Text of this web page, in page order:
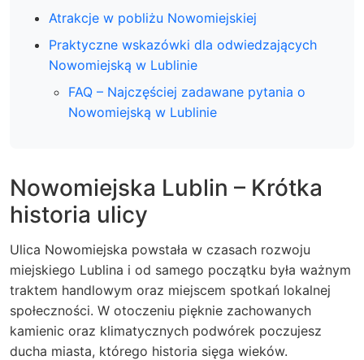
Atrakcje w pobliżu Nowomiejskiej
Praktyczne wskazówki dla odwiedzających
Nowomiejską w Lublinie
FAQ – Najczęściej zadawane pytania o
Nowomiejską w Lublinie
Nowomiejska Lublin – Krótka
historia ulicy
Ulica Nowomiejska powstała w czasach rozwoju
miejskiego Lublina i od samego początku była ważnym
traktem handlowym oraz miejscem spotkań lokalnej
społeczności. W otoczeniu pięknie zachowanych
kamienic oraz klimatycznych podwórek poczujesz
ducha miasta, którego historia sięga wieków.